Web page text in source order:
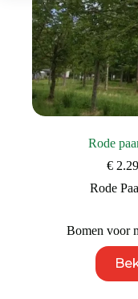
Rode
€
Rode
Bomen voor